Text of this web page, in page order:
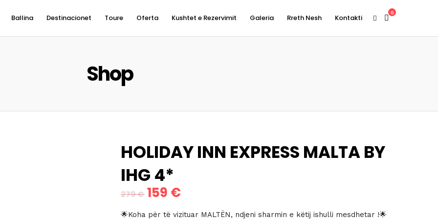
Ballina Destinacionet Toure Oferta Kushtet e Rezervimit Galeria Rreth Nesh Kontakti
0
Shop
HOLIDAY INN EXPRESS MALTA BY
IHG 4*
279€ Çmimi
origjinal
159 €
i
🌟Koha për të vizituar MALTËN, ndjeni sharmin e këtij ishulli mesdhetar !🌟